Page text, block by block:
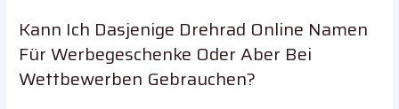
Kann Ich Dasjenige Drehrad Online Namen
Für Werbegeschenke Oder Aber Bei
Wettbewerben Gebrauchen?